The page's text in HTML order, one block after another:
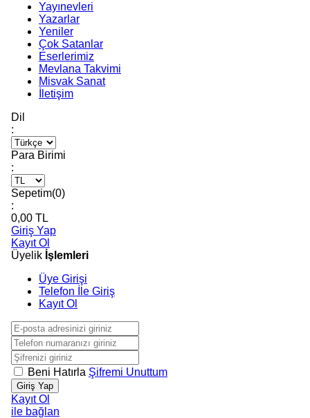
Yayınevleri
Yazarlar
Yeniler
Çok Satanlar
Eserlerimiz
Mevlana Takvimi
Misvak Sanat
İletişim
Dil
:
Para Birimi
:
Sepetim(0)
:
0,00 TL
Giriş Yap
Kayıt Ol
Üyelik İşlemleri
Üye Girişi
Telefon İle Giriş
Kayıt Ol
Beni Hatırla Şifremi Unuttum
Giriş Yap
Kayıt Ol
ile bağlan